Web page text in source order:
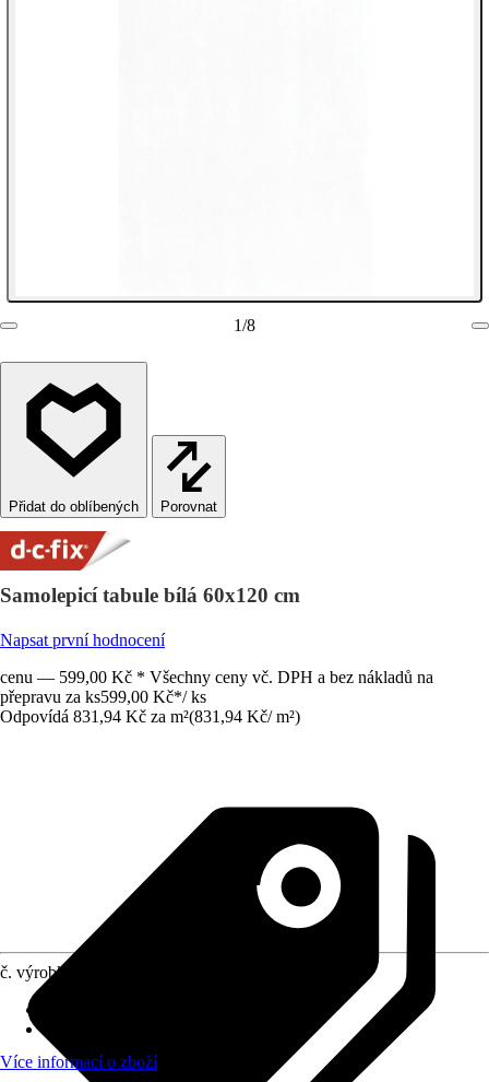
1/8
Porovnat
Samolepicí tabule bílá 60x120 cm
Napsat první hodnocení
cenu — 599,00 Kč * Všechny ceny vč. DPH a bez nákladů na
přepravu za ks599,00 Kč*/ ks
Odpovídá 831,94 Kč za m²(831,94 Kč/ m²)
č. výrobku
Více informací o zboží